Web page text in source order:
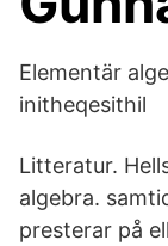
Elementär
initheqesithil
Litteratur.
algebra.
presterar på